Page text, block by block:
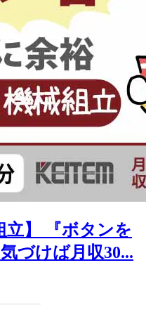
立】 『ボタンを
づけば月収30...